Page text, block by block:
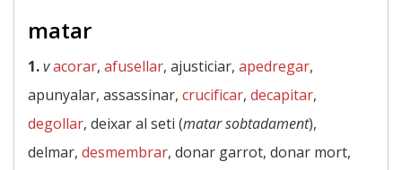
matar
1.vacorar, afusellar, ajusticiar, apedregar,
apunyalar, assassinar, crucificar, decapitar,
degollar, deixar al seti (matar sobtadament),
delmar, desmembrar, donar garrot, donar mort,